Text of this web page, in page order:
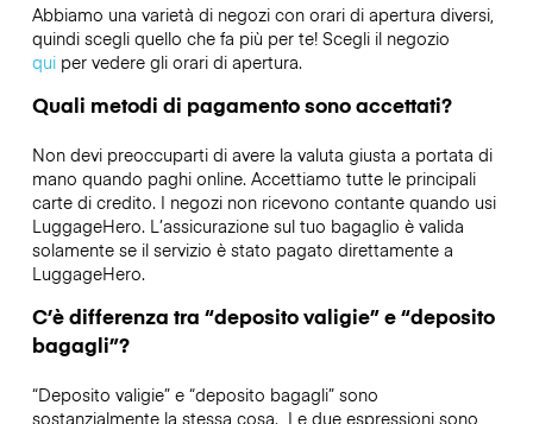
Abbiamo una varietà di negozi con orari di apertura diversi,
quindi scegli quello che fa più per te! Scegli il negozio
quiper vedere gli orari di apertura.
Quali metodi di pagamento sono accettati?
Non devi preoccuparti di avere la valuta giusta a portata di
mano quando paghi online. Accettiamo tutte le principali
carte di credito. I negozi non ricevono contante quando usi
LuggageHero. L’assicurazione sul tuo bagaglio è valida
solamente se il servizio è stato pagato direttamente a
LuggageHero.
C’è differenza tra “deposito valigie” e “deposito
bagagli”?
“Deposito valigie” e “deposito bagagli” sono
sostanzialmente la stessa cosa. Le due espressioni sono